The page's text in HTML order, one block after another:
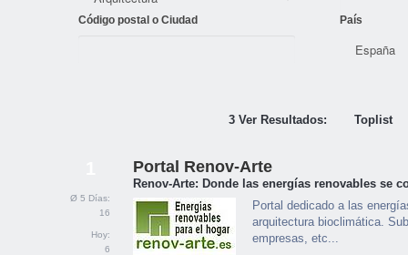
Código postal o Ciudad País
3 Ver Resultados: Toplist
Ø 5 Días:
16
Hoy:
6
Portal Renov-Arte
Renov-Arte: Donde las energías renovables se
Portal dedicado a las
arquitectura bioclimática.
empresas, etc...